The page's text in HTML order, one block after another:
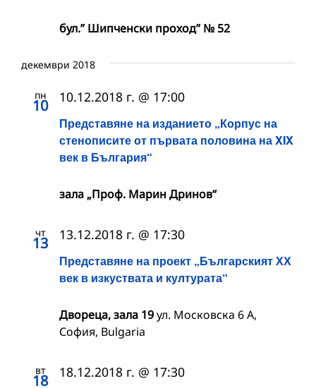
бул.” Шипченски проход” № 52
декември 2018
пн
10
Представяне на изданието „Корпус на
стенописите от първата половина на XIX
век в България“
10.12.2018 г. @ 17:00
зала „Проф. Марин Дринов“
чт
13
Представяне на проект „Българският ХХ
век в изкуствата и културата“
13.12.2018 г. @ 17:30
Двореца, зала 19ул. Московска 6 А,
София, Bulgaria
вт
18 18.12.2018 г. @ 17:30